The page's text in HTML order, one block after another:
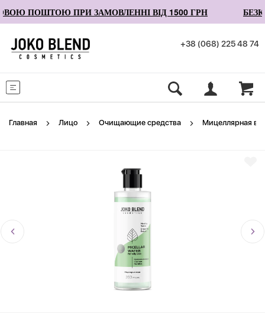
ПОШТОЮ ПРИ ЗАМОВЛЕННІ ВІД 1500 ГРН
+38 (068) 225 48 74
Главная Лицо Очищающие средства Мицеллярная